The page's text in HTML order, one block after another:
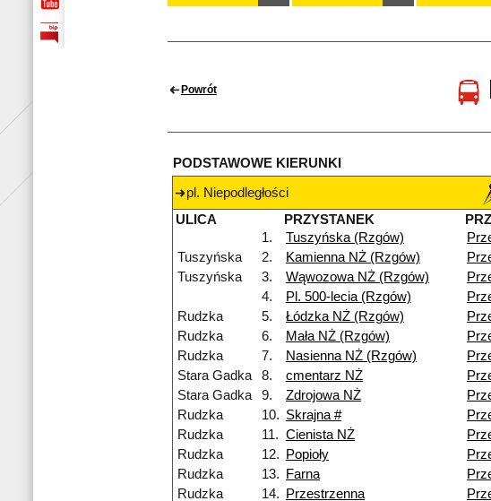
Powrót
PODSTAWOWE KIERUNKI
pl. Niepodległości
ULICA
PRZYSTANEK
1.
Tuszyńska (Rzgów)
Tuszyńska
2. Kamienna NŻ (Rzgów)
Tuszyńska
3. Wąwozowa NŻ (Rzgów)
4.
Pl. 500-lecia (Rzgów)
Rudzka
5. Łódzka NŻ (Rzgów)
Rudzka
6. Mała NŻ (Rzgów)
Rudzka
7. Nasienna NŻ (Rzgów)
Stara Gadka
8. cmentarz NŻ
Stara Gadka
9. Zdrojowa NŻ
Rudzka
10. Skrajna #
Rudzka
11. Cienista NŻ
Rudzka
12. Popioły
Rudzka
13. Farna
Rudzka
14. Przestrzenna